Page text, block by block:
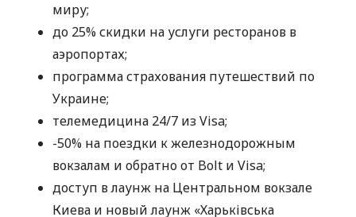
миру;
до 25% скидки на услуги ресторанов в
аэропортах;
программа страхования путешествий по
Украине;
телемедицина 24/7 из Visa;
-50% на поездки к железнодорожным
вокзалам и обратно от Bolt и Visa;
доступ в лаунж на Центральном вокзале
Киева и новый лаунж «Харьківська